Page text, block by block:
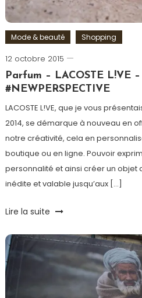
Mode & beauté Shopping
12 octobre 2015
Romain-
Paris
Parfum – LACOSTE L!VE
#NEWPERSPECTIVE
LACOSTE L!VE, que je vous
2014, se démarque à nouveau en
notre créativité, cela en
boutique ou en ligne. Pouvoir
personnalité et ainsi créer un objet
inédite et valable jusqu’aux […]
Tagged
Cadeau
Personnalisé ,
Lacoste
,
Lire la suite